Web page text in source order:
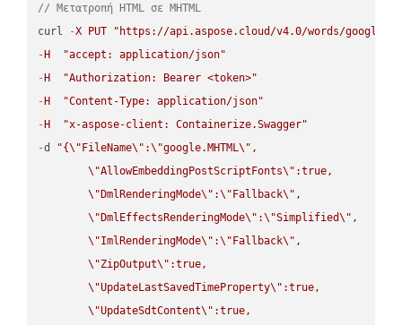
// Μετατροπή HTML σε MHTML
curl
-X PUT
"https://api.aspose.cloud/v4.0/words/
- H
"accept: application/json"
- H
"Authorization: Bearer <token>"
- H
"Content-Type: application/json"
- H
"x-aspose-client: Containerize.Swagger"
-d "{\" FileName\" :\"google.MHTML\" ,
\"AllowEmbeddingPostScriptFonts\" :true,
\" DmlRenderingMode\" :\" Fallback\" ,
\" DmlEffectsRenderingMode\" :\"Simplified\" ,
\"ImlRenderingMode\" :\" Fallback\" ,
\"ZipOutput\" :true,
\"UpdateLastSavedTimeProperty\" :true,
\"UpdateSdtContent\" :true,